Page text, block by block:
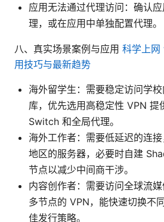
应用无法通过代理访问：确认
理，或在应用中单独配置代理。
八、真实场景案例与应用 科学上网
用技巧与最新趋势
海外留学生：需要稳定访问学
库，优先选用高稳定性 VPN 提
Switch 和全局代理。
海外工作者：需要低延迟的连
地区的服务器，必要时自建
节点以减少中间商干涉。
内容创作者：需要访问全球流
多节点的 VPN，能快速切换不
佳发行策略。